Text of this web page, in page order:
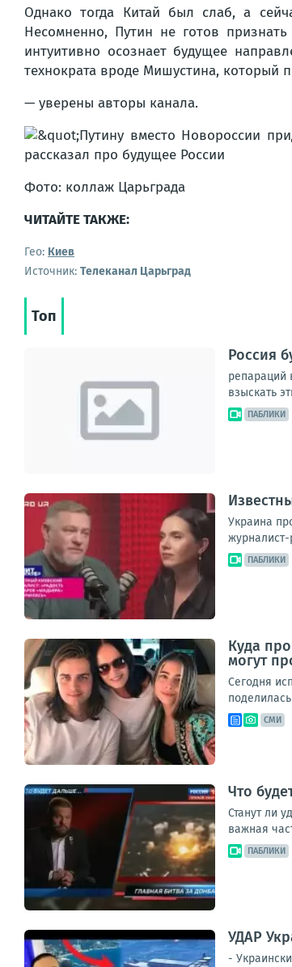
Однако тогда Китай был слаб, а
Несомненно, Путин не готов
интуитивно осознает будущее
технократа вроде Мишустина, который
— уверены авторы канала.
Фото: коллаж Царьграда
ЧИТАЙТЕ ТАКЖЕ:
Гео: Киев
Источник: Телеканал Царьград
Топ
Россия
репараций
взыскать
ПАБЛИКИ
Украина
журналист-
ПАБЛИКИ
Куда
могут
Сегодня
СМИ
Что
Станут ли
важная
ПАБЛИКИ
УДАР
-